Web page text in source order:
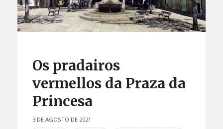
Os pradairos
vermellos da Praza da
Princesa
3 DE AGOSTO DE 2021